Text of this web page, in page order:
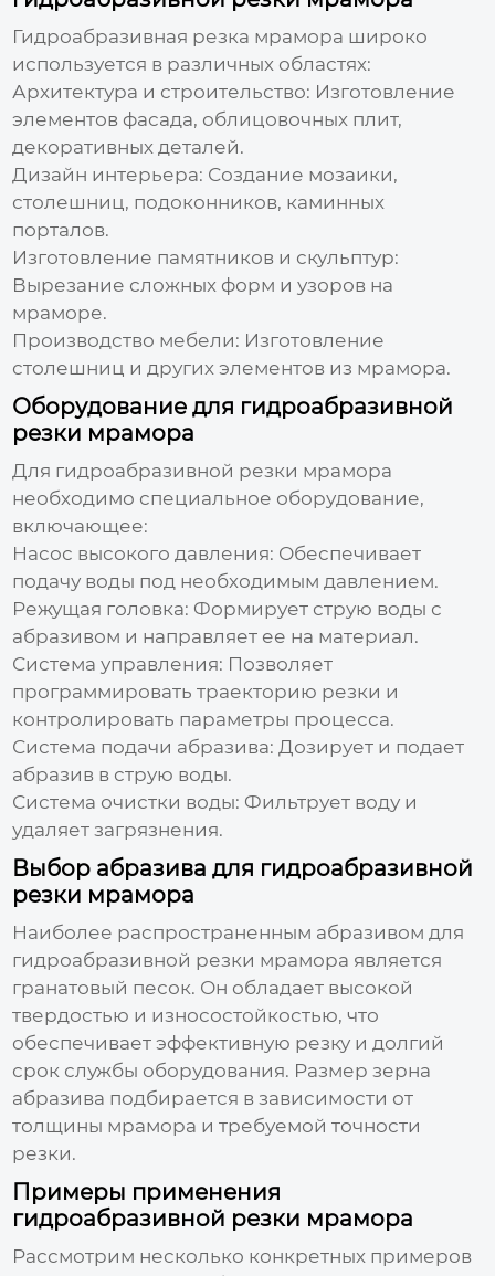
Гидроабразивная резка мрамора широко
используется в различных областях:
Архитектура и строительство: Изготовление
элементов фасада, облицовочных плит,
декоративных деталей.
Дизайн интерьера: Создание мозаики,
столешниц, подоконников, каминных
порталов.
Изготовление памятников и скульптур:
Вырезание сложных форм и узоров на
мраморе.
Производство мебели: Изготовление
столешниц и других элементов из мрамора.
Оборудование для гидроабразивной
резки мрамора
Для гидроабразивной резки мрамора
необходимо специальное оборудование,
включающее:
Насос высокого давления: Обеспечивает
подачу воды под необходимым давлением.
Режущая головка: Формирует струю воды с
абразивом и направляет ее на материал.
Система управления: Позволяет
программировать траекторию резки и
контролировать параметры процесса.
Система подачи абразива: Дозирует и подает
абразив в струю воды.
Система очистки воды: Фильтрует воду и
удаляет загрязнения.
Выбор абразива для гидроабразивной
резки мрамора
Наиболее распространенным абразивом для
гидроабразивной резки мрамора является
гранатовый песок. Он обладает высокой
твердостью и износостойкостью, что
обеспечивает эффективную резку и долгий
срок службы оборудования. Размер зерна
абразива подбирается в зависимости от
толщины мрамора и требуемой точности
резки.
Примеры применения
гидроабразивной резки мрамора
Рассмотрим несколько конкретных примеров